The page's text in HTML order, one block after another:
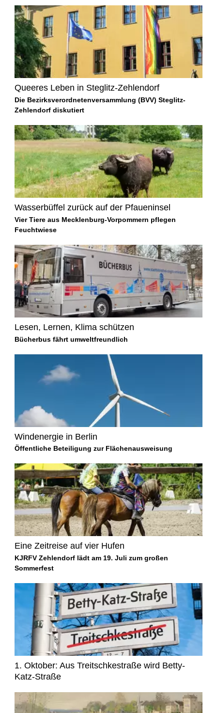
Queeres Leben in Steglitz-Zehlendorf
Die Bezirksverordnetenversammlung (BVV) Steglitz-
Zehlendorf diskutiert
Wasserbüffel zurück auf der Pfaueninsel
Vier Tiere aus Mecklenburg-Vorpommern pflegen
Feuchtwiese
Lesen, Lernen, Klima schützen
Bücherbus fährt umweltfreundlich
Windenergie in Berlin
Öffentliche Beteiligung zur Flächenausweisung
Eine Zeitreise auf vier Hufen
KJRFV Zehlendorf lädt am 19. Juli zum großen
Sommerfest
1. Oktober: Aus Treitschkestraße wird Betty-
Katz-Straße